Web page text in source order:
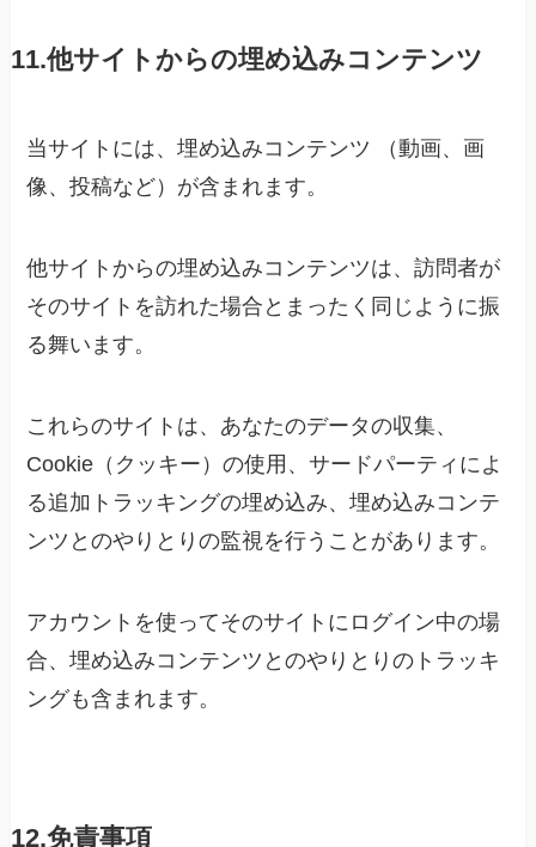
11.他サイトからの埋め込みコンテンツ
当サイトには、埋め込みコンテンツ （動画、画
像、投稿など）が含まれます。
他サイトからの埋め込みコンテンツは、訪問者が
そのサイトを訪れた場合とまったく同じように振
る舞います。
これらのサイトは、あなたのデータの収集、
Cookie（クッキー）の使用、サードパーティによ
る追加トラッキングの埋め込み、埋め込みコンテ
ンツとのやりとりの監視を行うことがあります。
アカウントを使ってそのサイトにログイン中の場
合、埋め込みコンテンツとのやりとりのトラッキ
ングも含まれます。
12.免責事項